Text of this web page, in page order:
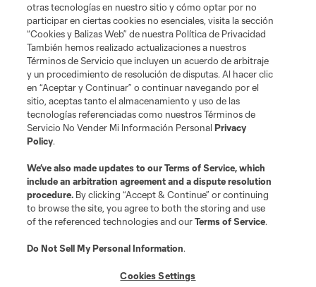
otras tecnologías en nuestro sitio y cómo optar por no
participar en ciertas cookies no esenciales, visita la sección
“Cookies y Balizas Web” de nuestra Política de Privacidad
También hemos realizado actualizaciones a nuestros
Términos de Servicio que incluyen un acuerdo de arbitraje
y un procedimiento de resolución de disputas. Al hacer clic
en “Aceptar y Continuar” o continuar navegando por el
sitio, aceptas tanto el almacenamiento y uso de las
tecnologías referenciadas como nuestros Términos de
Servicio No Vender Mi Información PersonalPrivacy
Policy.
We’ve also made updates to ourTerms of Service, which
include an arbitration agreement and a dispute resolution
procedure. By clicking “Accept & Continue” or continuing
to browse the site, you agree to both the storing and use
of the referenced technologies and ourTerms of Service.
Do Not Sell My Personal Information.
Cookies Settings